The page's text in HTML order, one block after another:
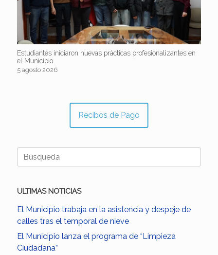
Estudiantes iniciaron nuevas prácticas profesionalizantes en
el Municipio
5 agosto 2026
Recibos de Pago
Buscar:
ULTIMAS NOTICIAS
El Municipio trabaja en la asistencia y despeje de
calles tras el temporal de nieve
El Municipio lanza el programa de “Limpieza
Ciudadana”